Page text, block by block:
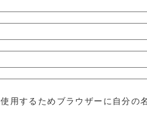
用するためブラウザーに自分の